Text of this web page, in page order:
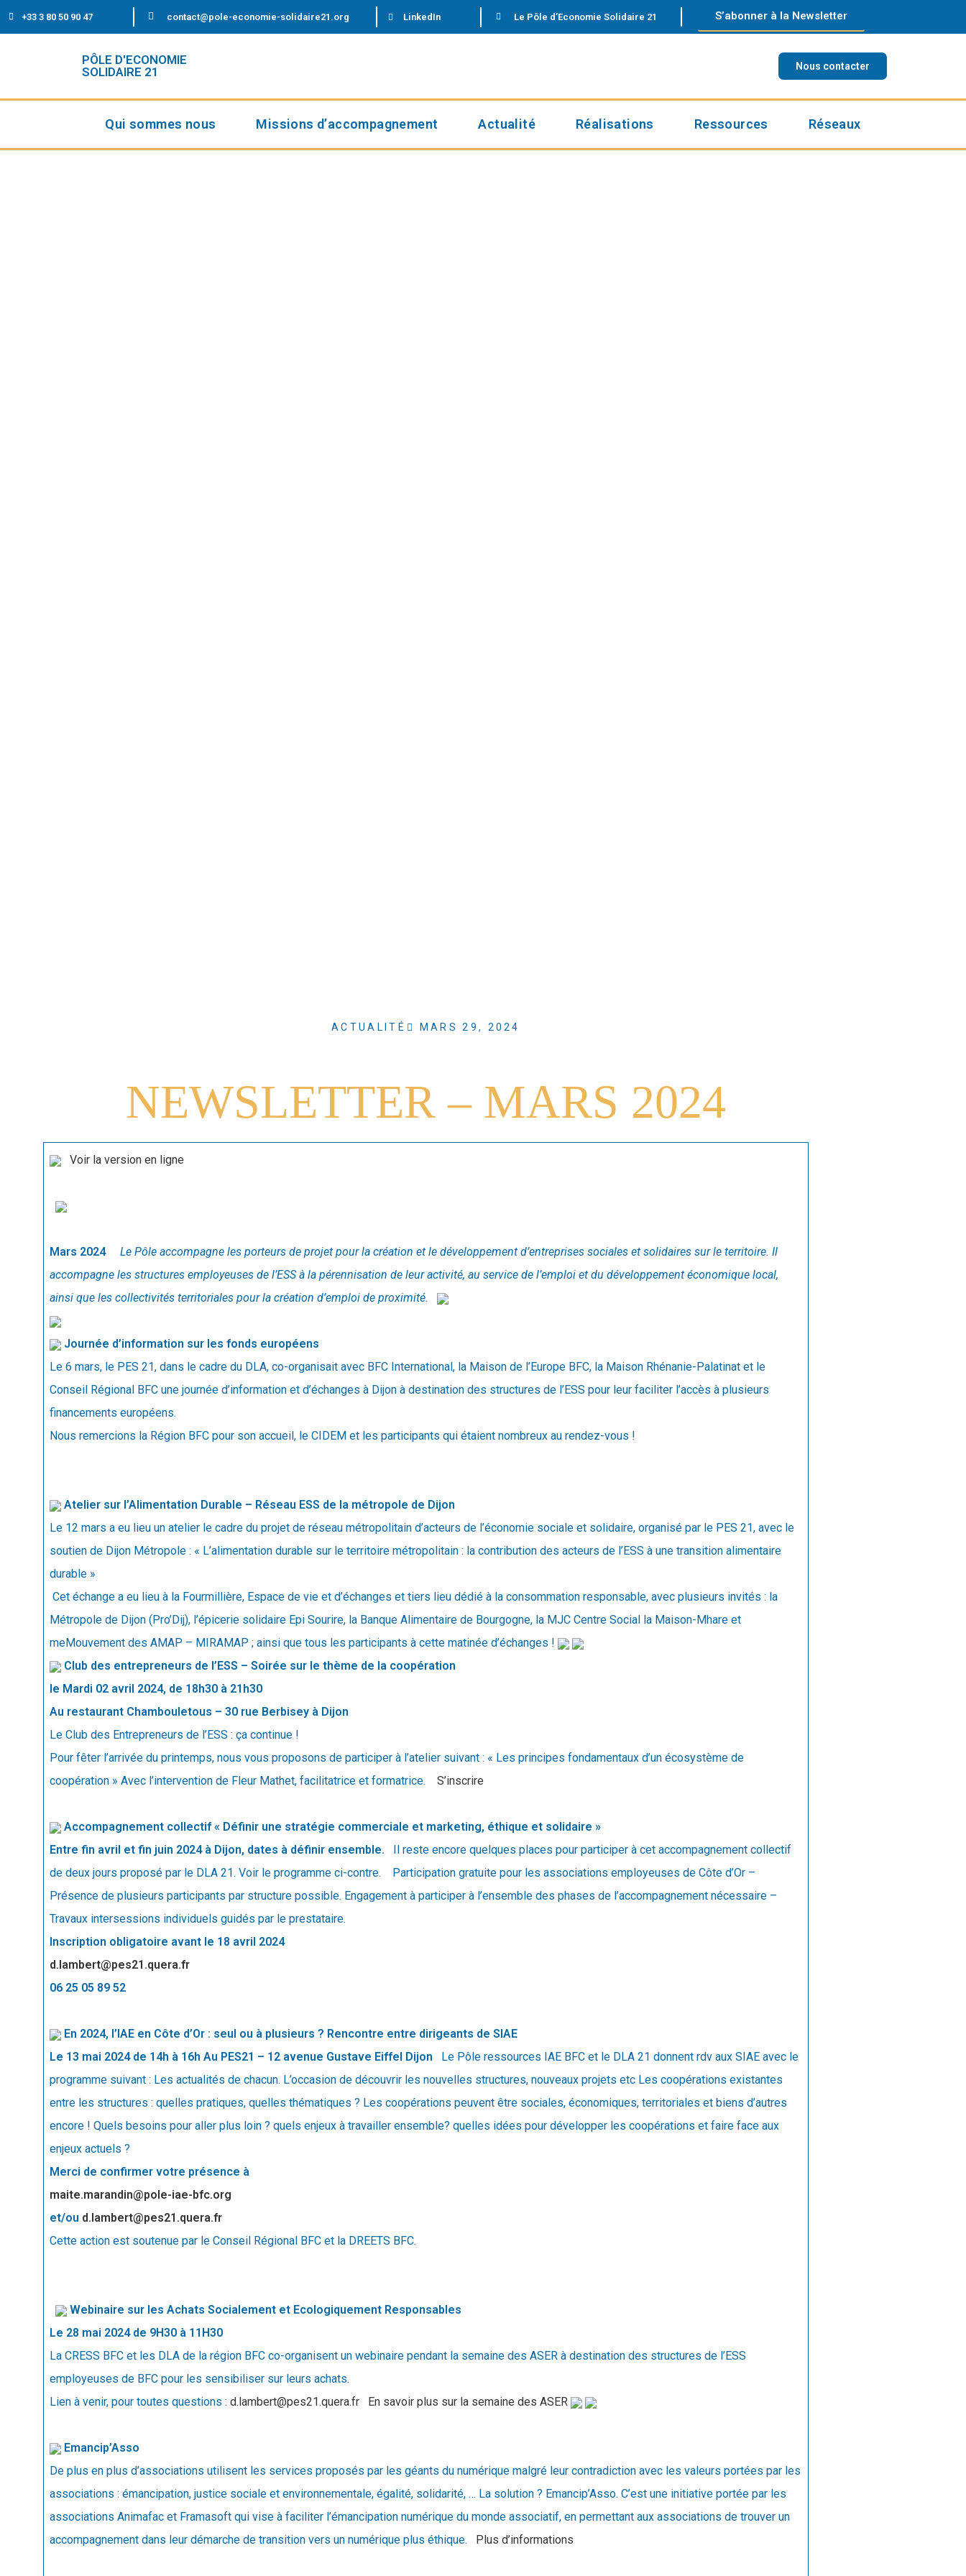
+33 3 80 50 90 47 contact@pole-economie-solidaire21.org LinkedIn Le Pôle d’Economie Solidaire 21 S’abonner à la Newsletter
PÔLE D'ECONOMIE
SOLIDAIRE 21
Nous contacter
Qui sommes nous Missions d’accompagnement Actualité Réalisations Ressources Réseaux
ACTUALITÉ MARS 29, 2024
NEWSLETTER – MARS 2024
Voir la version en ligne
Mars 2024
Le Pôle accompagne les porteurs de projet pour la création et le développement d’entreprises sociales et solidaires sur le territoire. Il
accompagne les structures employeuses de l’ESS à la pérennisation de leur activité, au service de l’emploi et du développement économique local,
ainsi que les collectivités territoriales pour la création d’emploi de proximité.
Journée d’information sur les fonds européens
Le 6 mars, le PES 21, dans le cadre du DLA, co-organisait avec BFC International, la Maison de l’Europe BFC, la Maison Rhénanie-Palatinat et le
Conseil Régional BFC une journée d’information et d’échanges à Dijon à destination des structures de l’ESS pour leur faciliter l’accès à plusieurs
financements européens.
Nous remercions la Région BFC pour son accueil, le CIDEM et les participants qui étaient nombreux au rendez-vous !
Atelier sur l’Alimentation Durable – Réseau ESS de la métropole de Dijon
Le 12 mars a eu lieu un atelier le cadre du projet de réseau métropolitain d’acteurs de l’économie sociale et solidaire, organisé par le PES 21, avec le
soutien de Dijon Métropole : « L’alimentation durable sur le territoire métropolitain : la contribution des acteurs de l’ESS à une transition alimentaire
durable »
Cet échange a eu lieu à la Fourmillière, Espace de vie et d’échanges et tiers lieu dédié à la consommation responsable, avec plusieurs invités : la
Métropole de Dijon (Pro’Dij), l’épicerie solidaire Epi Sourire, la Banque Alimentaire de Bourgogne, la MJC Centre Social la Maison-Mhare et
meMouvement des AMAP – MIRAMAP ; ainsi que tous les participants à cette matinée d’échanges !
Club des entrepreneurs de l’ESS – Soirée sur le thème de la coopération
le Mardi 02 avril 2024, de 18h30 à 21h30
Au restaurant Chambouletous – 30 rue Berbisey à Dijon
Le Club des Entrepreneurs de l’ESS : ça continue !
Pour fêter l’arrivée du printemps, nous vous proposons de participer à l’atelier suivant : « Les principes fondamentaux d’un écosystème de
coopération » Avec l’intervention de Fleur Mathet, facilitatrice et formatrice. S’inscrire
Accompagnement collectif « Définir une stratégie commerciale et marketing, éthique et solidaire »
Entre fin avril et fin juin 2024 à Dijon, dates à définir ensemble. Il reste encore quelques places pour participer à cet accompagnement collectif
de deux jours proposé par le DLA 21. Voir le programme ci-contre. Participation gratuite pour les associations employeuses de Côte d’Or –
Présence de plusieurs participants par structure possible. Engagement à participer à l’ensemble des phases de l’accompagnement nécessaire –
Travaux intersessions individuels guidés par le prestataire.
Inscription obligatoire avant le 18 avril 2024
d.lambert@pes21.quera.fr
06 25 05 89 52
En 2024, l’IAE en Côte d’Or : seul ou à plusieurs ? Rencontre entre dirigeants de SIAE
Le 13 mai 2024 de 14h à 16h Au PES21 – 12 avenue Gustave Eiffel Dijon Le Pôle ressources IAE BFC et le DLA 21 donnent rdv aux SIAE avec le
programme suivant : Les actualités de chacun. L’occasion de découvrir les nouvelles structures, nouveaux projets etc Les coopérations existantes
entre les structures : quelles pratiques, quelles thématiques ? Les coopérations peuvent être sociales, économiques, territoriales et biens d’autres
encore ! Quels besoins pour aller plus loin ? quels enjeux à travailler ensemble? quelles idées pour développer les coopérations et faire face aux
enjeux actuels ?
Merci de confirmer votre présence à
maite.marandin@pole-iae-bfc.org
et/ou d.lambert@pes21.quera.fr
Cette action est soutenue par le Conseil Régional BFC et la DREETS BFC.
Webinaire sur les Achats Socialement et Ecologiquement Responsables
Le 28 mai 2024 de 9H30 à 11H30
La CRESS BFC et les DLA de la région BFC co-organisent un webinaire pendant la semaine des ASER à destination des structures de l’ESS
employeuses de BFC pour les sensibiliser sur leurs achats.
Lien à venir, pour toutes questions : d.lambert@pes21.quera.fr En savoir plus sur la semaine des ASER
Emancip’Asso
De plus en plus d’associations utilisent les services proposés par les géants du numérique malgré leur contradiction avec les valeurs portées par les
associations : émancipation, justice sociale et environnementale, égalité, solidarité, … La solution ? Emancip’Asso. C’est une initiative portée par les
associations Animafac et Framasoft qui vise à faciliter l’émancipation numérique du monde associatif, en permettant aux associations de trouver un
accompagnement dans leur démarche de transition vers un numérique plus éthique.
Plus d’informations